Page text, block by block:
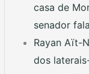
casa de
senador
Rayan Aït-
dos